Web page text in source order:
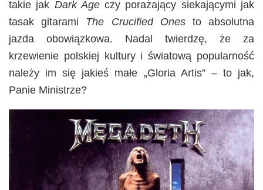
takie jak Dark Ageczy porażający siekającymi jak
tasak gitarami The Crucified Onesto absolutna
jazda obowiązkowa. Nadal twierdzę, że za
krzewienie polskiej kultury i światową popularność
należy im się jakieś małe „Gloria Artis” – to jak,
Panie Ministrze?